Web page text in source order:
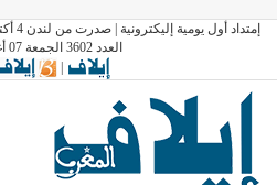
إمتداد أول يومية إليكترونية | صدرت من لندن 4 أكتوبر 2016
العدد 3602 الجمعة 07 أغسطس 2026 آخر تحديث GMT 17:35
|